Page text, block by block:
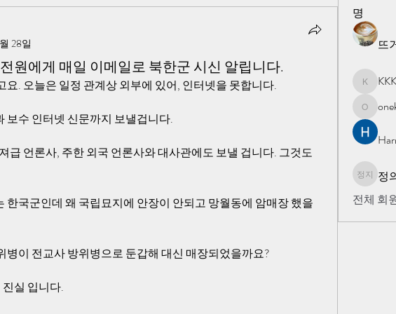
28일
원에게 매일 이메일로 북한군 시신 알립니다.
요. 오늘은 일정 관계상 외부에 있어, 인터넷을 못합니다.
보수 인터넷 신문까지 보낼겁니다.
급 언론사, 주한 외국 언론사와 대사관에도 보낼 겁니다. 그것도
한국군인데 왜 국립묘지에 안장이 안되고 망월동에 암매장 했을
병이 전교사 방위병으로 둔갑해 대신 매장되었을까요?
진실 입니다.
명
뜨
KKKKKK
정의 지
정
전체 회